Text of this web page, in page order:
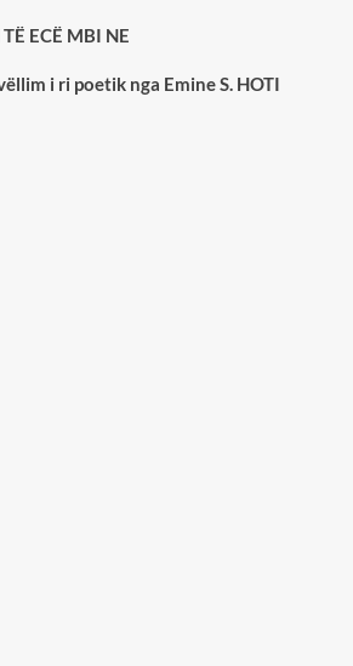
ECË MBI NE
i ri poetik nga Emine S. HOTI